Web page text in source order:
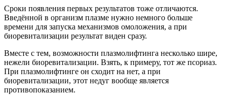
Сроки появления первых результатов тоже отличаются.
Введённой в организм плазме нужно немного больше
времени для запуска механизмов омоложения, а при
биоревитализации результат виден сразу.
Вместе с тем, возможности плазмолифтинга несколько шире,
нежели биоревитализации. Взять, к примеру, тот же псориаз.
При плазмолифтинге он сходит на нет, а при
биоревитализации, этот недуг вообще является
противопоказанием.